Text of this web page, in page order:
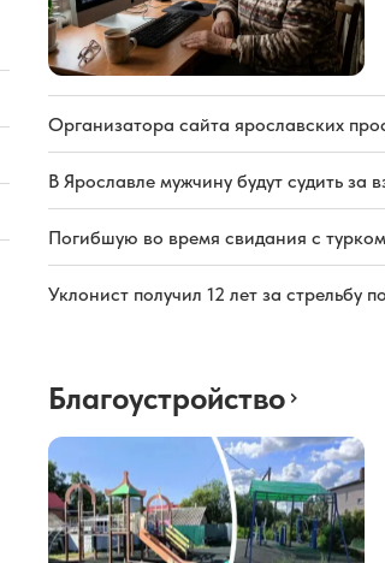
Организатора сайта ярославских
В Ярославле мужчину будут судить за
Погибшую во время свидания с
Уклонист получил 12 лет за стрельбу
Благоустройство